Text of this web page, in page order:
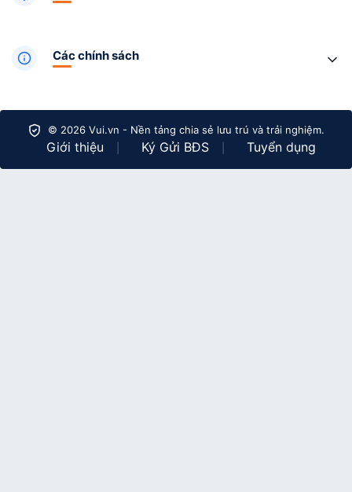
Các chính sách
© 2026 Vui.vn - Nền tảng chia sẻ lưu trú và trải nghiệm.
Giới thiệu Ký Gửi BĐS Tuyển dụng